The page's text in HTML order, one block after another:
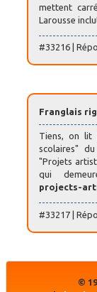
mettent
Larousse
#33216 |
Franglais
Tiens, on lit
scolaires"
"Projets
qui
projects-
#33217 |
©